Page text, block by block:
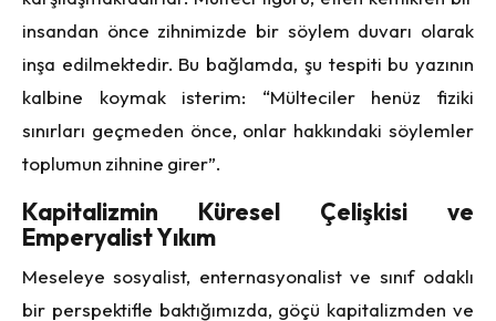
insandan önce zihnimizde bir söylem duvarı olarak
inşa edilmektedir. Bu bağlamda, şu tespiti bu yazının
kalbine koymak isterim: “Mülteciler henüz fiziki
sınırları geçmeden önce, onlar hakkındaki söylemler
toplumun zihnine girer”.
Kapitalizmin Küresel Çelişkisi ve
Emperyalist Yıkım
Meseleye sosyalist, enternasyonalist ve sınıf odaklı
bir perspektifle baktığımızda, göçü kapitalizmden ve